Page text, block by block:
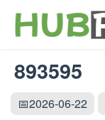
893595
📅2026-06-22